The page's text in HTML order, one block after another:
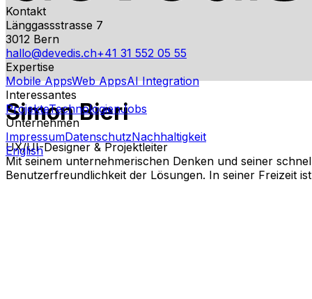
Simon Bieri
UX/UI-Designer & Projektleiter
Mit seinem unternehmerischen Denken und seiner
Benutzerfreundlichkeit der Lösungen. In seiner Freizeit
Kontakt
Länggassstrasse 7
3012 Bern
hallo@devedis.ch+41 31 552 05 55
Expertise
Mobile AppsWeb AppsAI Integration
Interessantes
ProjekteTechnologienJobs
Unternehmen
ImpressumDatenschutzNachhaltigkeit
English